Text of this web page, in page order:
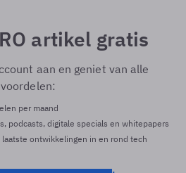
artikel gratis
aan en geniet van alle
voordelen:
per maand
podcasts, digitale specials en whitepapers
ontwikkelingen in en rond tech